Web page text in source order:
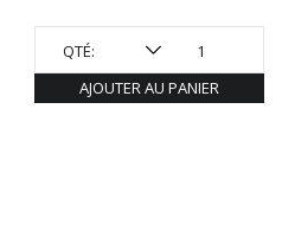
QTÉ:
AJOUTER AU PANIER